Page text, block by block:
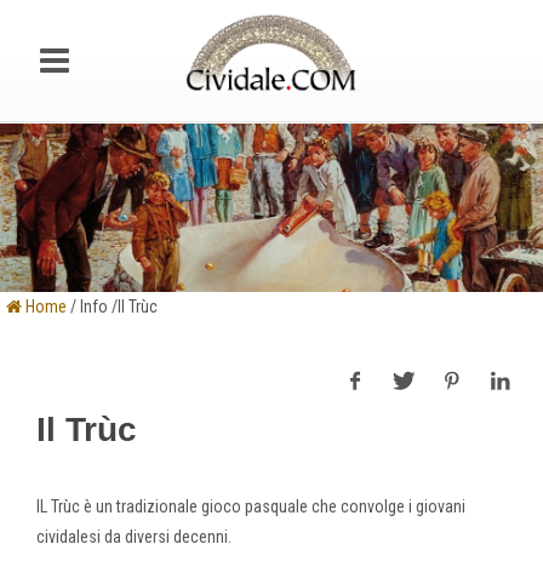
Home / Info /Il Trùc
Il Trùc
IL Trùc è un tradizionale gioco pasquale che convolge i giovani
cividalesi da diversi decenni.